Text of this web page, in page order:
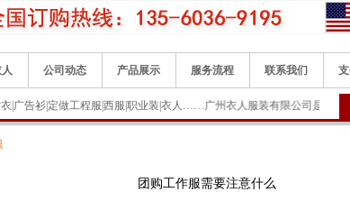
公司动态 产品展示 服务流程 联系我们
|广告衫|定做工程服|西服|职业装|衣人……广州衣人服装有限公司是生
团购工作服需要注意什么